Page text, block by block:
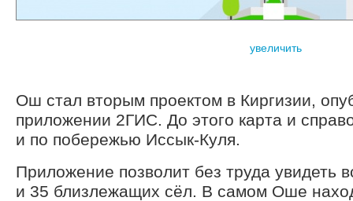
увеличить
Ош стал вторым проектом в Киргизии,
приложении 2ГИС. До этого карта и
и по побережью Иссык-Куля.
Приложение позволит без труда увидеть
и 35 близлежащих сёл. В самом Оше